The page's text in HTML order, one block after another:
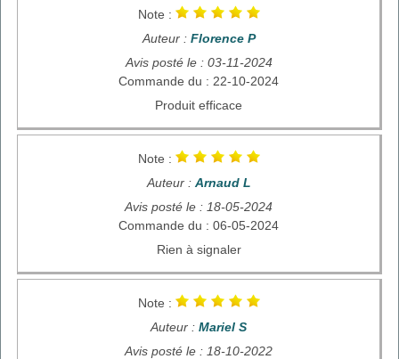
Note :
Auteur : Florence P
Avis posté le : 03-11-2024
Commande du : 22-10-2024
Produit efficace
Note :
Auteur : Arnaud L
Avis posté le : 18-05-2024
Commande du : 06-05-2024
Rien à signaler
Note :
Auteur : Mariel S
Avis posté le : 18-10-2022